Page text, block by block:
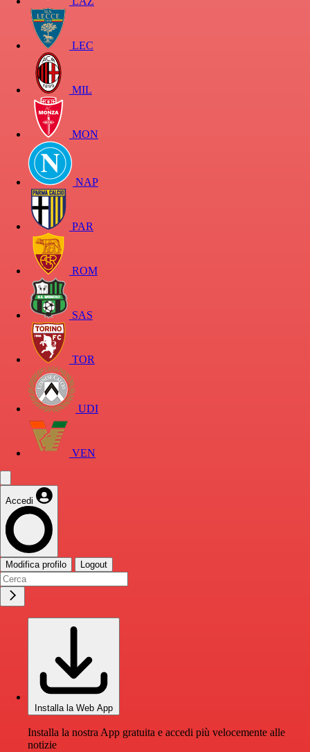
LEC
MIL
MON
NAP
PAR
ROM
SAS
TOR
UDI
VEN
Accedi
Modifica profilo Logout
Installa la Web App
Installa la nostra App gratuita e accedi più velocemente alle
notizie